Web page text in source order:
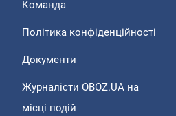
Команда
Політика конфіденційності
Документи
Журналісти OBOZ.UA на
місці подій